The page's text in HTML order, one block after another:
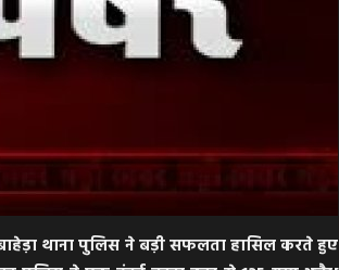
थाना पुलिस ने बड़ी सफलता हासिल करते हुए